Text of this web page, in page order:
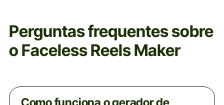
Perguntas frequentes sobre
o Faceless Reels Maker